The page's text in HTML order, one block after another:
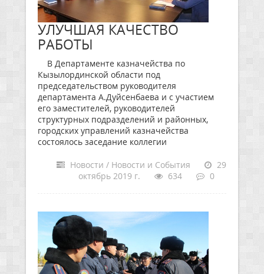
УЛУЧШАЯ КАЧЕСТВО
РАБОТЫ
В Департаменте казначейства по
Кызылординской области под
председательством руководителя
департамента А.Дуйсенбаева и с участием
его заместителей, руководителей
структурных подразделений и районных,
городских управлений казначейства
состоялось заседание коллегии
Новости / Новости и События
29
октябрь 2019 г.
634 0